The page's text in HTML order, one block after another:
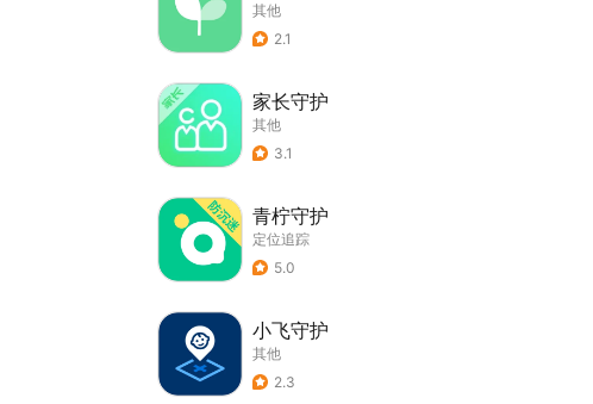
其他
2.1
家长守护
其他
3.1
青柠守护
定位追踪
5.0
小飞守护
其他
2.3